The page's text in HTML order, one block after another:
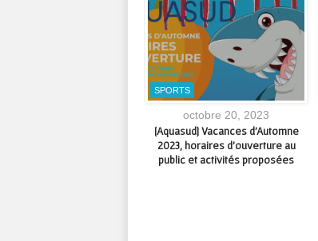
SPORTS
octobre 20, 2023
[Aquasud] Vacances d’Automne
2023, horaires d’ouverture au
public et activités proposées